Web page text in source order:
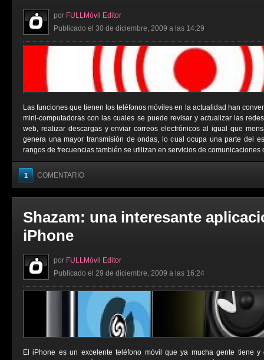
por FULLMóvil Editor
Publicado el 30 de diciembre, 2009 a las 14:29
Las funciones que tienen los teléfonos móviles en la actualidad han
mini-computadoras con las cuales se puede revisar y actualizar las
web, realizar descargas y enviar correos electrónicos al igual que
genera una mayor transmisión de ondas, lo cual ocupa una parte del
rangos de frecuencias también se utilizan en servicios de comunicaciones
1 COMENTARIO
Shazam: una interesante
iPhone
por FULLMóvil Editor
Publicado el 29 de diciembre, 2009 a las 16:24
El iPhone es un excelente teléfono móvil que ya mucha gente tiene